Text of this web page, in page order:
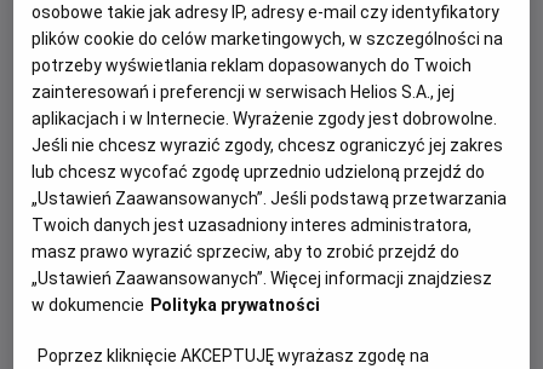
Każde miasto ma swojego Spider-Mana –
KONKURS!
Z okazji premiery filmu „Spider-Man: Całkiem nowy dzień”
chcemy udowodnić, że każdy z nas może zostać Spider-
Manem w swoim otoczeniu.
osobowe takie jak adresy IP, adresy e-mail czy identyfikatory
plików cookie do celów marketingowych, w szczególności na
potrzeby wyświetlania reklam dopasowanych do Twoich
zainteresowań i preferencji w serwisach Helios S.A., jej
aplikacjach i w Internecie. Wyrażenie zgody jest dobrowolne.
Jeśli nie chcesz wyrazić zgody, chcesz ograniczyć jej zakres
lub chcesz wycofać zgodę uprzednio udzieloną przejdź do
„Ustawień Zaawansowanych”. Jeśli podstawą przetwarzania
Twoich danych jest uzasadniony interes administratora,
masz prawo wyrazić sprzeciw, aby to zrobić przejdź do
„Ustawień Zaawansowanych”. Więcej informacji znajdziesz
w dokumencie Polityka prywatności
Poprzez kliknięcie AKCEPTUJĘ wyrażasz zgodę na